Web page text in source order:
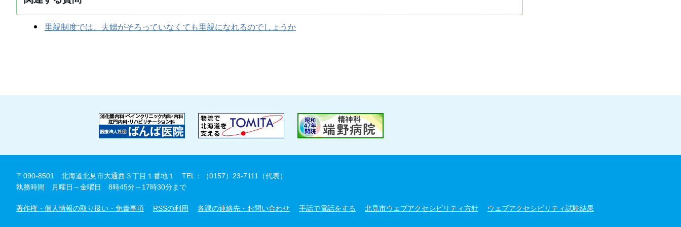
里親制度では、夫婦がそろっていなくても里親になれるのでしょうか
〒090-8501 北海道北見市大通西３丁目１番地１
TEL：（0157）23-7111（代表）
執務時間 月曜日～金曜日 8時45分～17時30分まで
著作権・個人情報の取り扱い・免責事項 RSSの利用 各課の連絡先・お問い合わせ 手話で電話をする 北見市ウェブアクセシビリティ方針 ウェブアクセシビリティ試験結果